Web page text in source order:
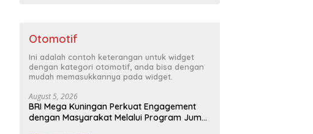
Otomotif
Ini adalah contoh keterangan untuk widget
dengan kategori otomotif, anda bisa dengan
mudah memasukkannya pada widget.
August 5, 2026
BRI Mega Kuningan Perkuat Engagement
dengan Masyarakat Melalui Program Jumat